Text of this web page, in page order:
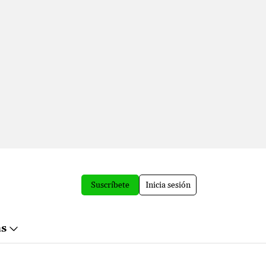
Suscríbete Inicia sesión